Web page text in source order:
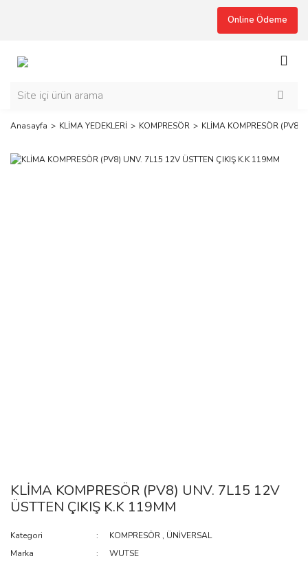
Online Ödeme
Anasayfa KLİMA YEDEKLERİ KOMPRESÖR KLİMA KOMPRESÖR (PV8)
KLİMA KOMPRESÖR (PV8) UNV. 7L15 12V
ÜSTTEN ÇIKIŞ K.K 119MM
Kategori KOMPRESÖR , ÜNİVERSAL
Marka
WUTSE